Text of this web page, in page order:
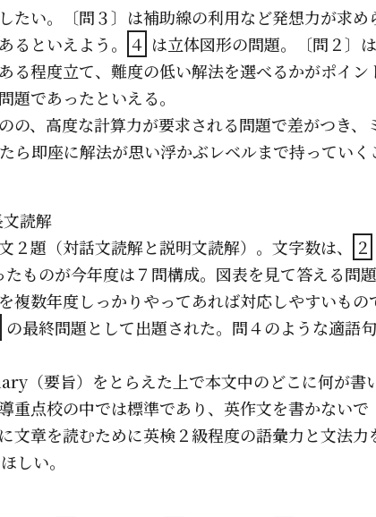
たい。〔問３〕は補助線の利用など発想力が求
といえよう。
４ は立体図形の問題。〔問２〕
る程度立て、難度の低い解法を選べるかがポイ
であったといえる。
の、高度な計算力が要求される問題で差がつき
即座に解法が思い浮かぶレベルまで持っていく
読解
題（対話文読解と説明文読解）。文字数は、
２
ものが今年度は７問構成。図表を見て答える問
複数年度しっかりやってあれば対応しやすいもの
の最終問題として出題された。問４のような適語
（要旨）をとらえた上で本文中のどこに何が書
重点校の中では標準であり、英作文を書かない
文章を読むために英検２級程度の語彙力と文法
しい。